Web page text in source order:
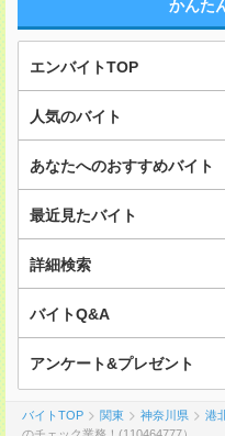
かんた
エンバイトTOP
人気のバイト
あなたへのおすすめバイト
最近見たバイト
詳細検索
バイトQ&A
アンケート&プレゼント
バイトTOP 関東 神奈川県 港